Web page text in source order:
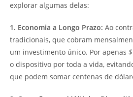
explorar algumas delas:
1. Economia a Longo Prazo: Ao
tradicionais, que cobram
um investimento único. Por apenas
o dispositivo por toda a vida,
que podem somar centenas de